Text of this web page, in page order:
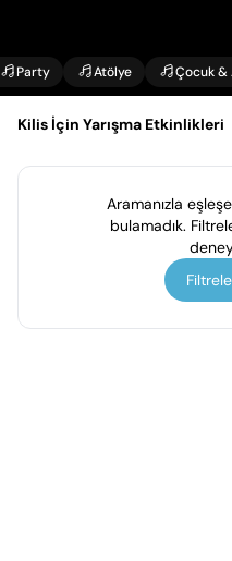
Party Atölye Çocuk &
Kilis İçin Yarışma Etkinlikleri
Aramanızla
bulamadık.